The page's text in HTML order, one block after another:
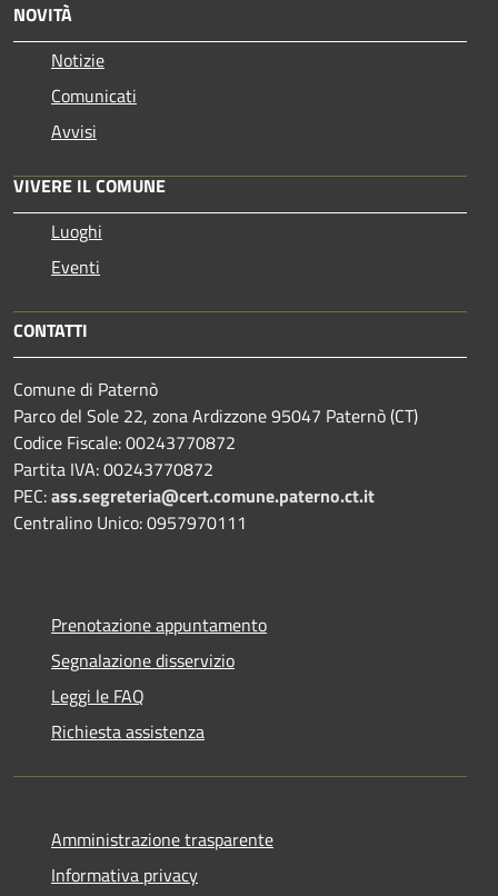
NOVITÀ
Notizie
Comunicati
Avvisi
VIVERE IL COMUNE
Luoghi
Eventi
CONTATTI
Comune di Paternò
Parco del Sole 22, zona Ardizzone 95047 Paternò (CT)
Codice Fiscale: 00243770872
Partita IVA: 00243770872
PEC:ass.segreteria@cert.comune.paterno.ct.it
Centralino Unico: 0957970111
Prenotazione appuntamento
Segnalazione disservizio
Leggi le FAQ
Richiesta assistenza
Amministrazione trasparente
Informativa privacy